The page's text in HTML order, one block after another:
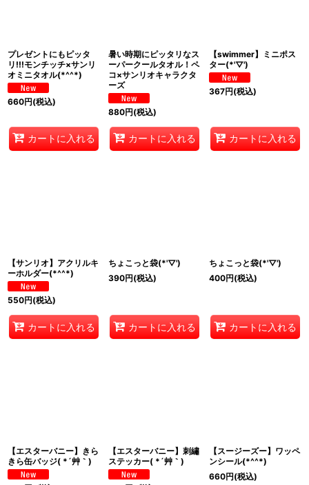
プレゼントにもピッタ
リ!!!モンチッチ×サンリ
オミニタオル(*^^*)
660円(税込)
カートに入れる
暑い時期にピッタリなス
ーパークールタオル！ペ
コ×サンリオキャラクタ
ーズ
880円(税込)
カートに入れる
【swimmer】ミニポス
ター(*'▽')
367円(税込)
カートに入れる
【サンリオ】アクリルキ
ーホルダー(*^^*)
550円(税込)
カートに入れる
ちょこっと袋(*'▽')
390円(税込)
カートに入れる
ちょこっと袋(*'▽')
400円(税込)
カートに入れる
【エスターバニー】きら
きら缶バッジ( *´艸｀)
【エスターバニー】刺繡
ステッカー( *´艸｀)
【スージーズー】ワッペ
ンシール(*^^*)
660円(税込)